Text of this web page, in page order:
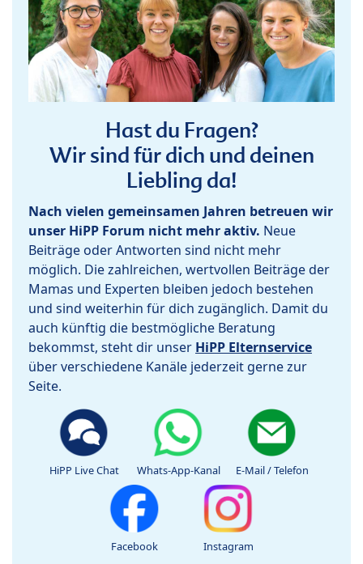
Hast du Fragen?
Wir sind für dich und deinen
Liebling da!
Nach vielen gemeinsamen Jahren betreuen wir
unser HiPP Forum nicht mehr aktiv. Neue
Beiträge oder Antworten sind nicht mehr
möglich. Die zahlreichen, wertvollen Beiträge der
Mamas und Experten bleiben jedoch bestehen
und sind weiterhin für dich zugänglich. Damit du
auch künftig die bestmögliche Beratung
bekommst, steht dir unser HiPP Elternservice
über verschiedene Kanäle jederzeit gerne zur
Seite.
HiPP Live Chat Whats-App-Kanal E-Mail / Telefon
Facebook Instagram